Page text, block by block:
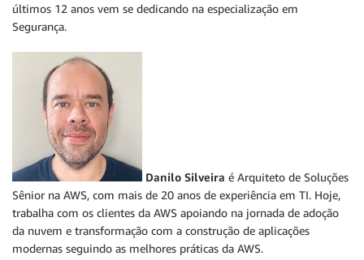
últimos 12 anos vem se dedicando na especialização em
Segurança.
Danilo Silveira é Arquiteto de Soluções
Sênior na AWS, com mais de 20 anos de experiência em TI. Hoje,
trabalha com os clientes da AWS apoiando na jornada de adoção
da nuvem e transformação com a construção de aplicações
modernas seguindo as melhores práticas da AWS.